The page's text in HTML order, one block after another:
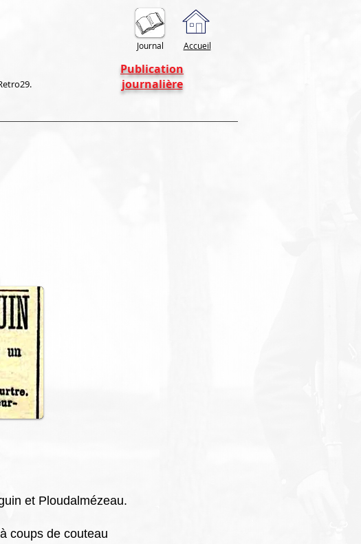
Journal Accueil
Publication
journalière
et Ploudalmézeau.
coups de couteau